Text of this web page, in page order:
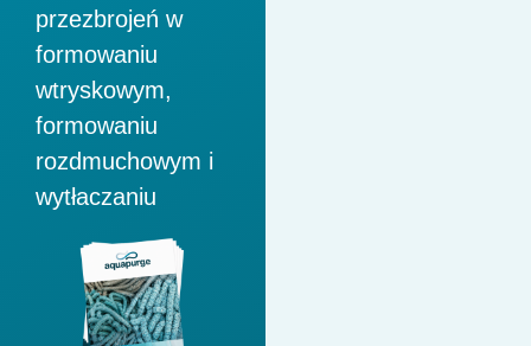
przezbrojeń w
formowaniu
wtryskowym,
formowaniu
rozdmuchowym i
wytłaczaniu